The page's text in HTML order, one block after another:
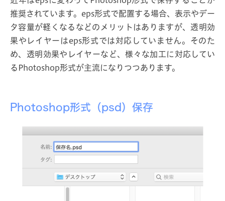
推奨されています。eps形式で配置する場合、表示やデー
タ容量が軽くなるなどのメリットはありますが、透明効
果やレイヤーはeps形式では対応していません。そのた
め、透明効果やレイヤーなど、様々な加工に対応してい
るPhotoshop形式が主流になりつつあります。
Photoshop形式（psd）保存